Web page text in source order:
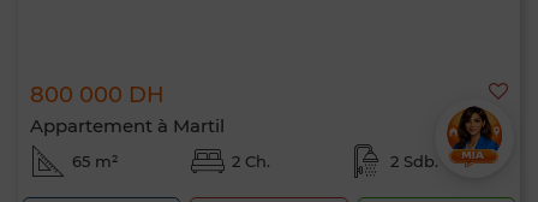
800 000 DH
Appartement à Martil
65 m² 2 Ch. 2 Sdb.